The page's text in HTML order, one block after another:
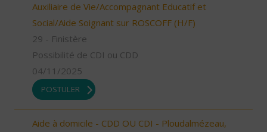
Auxiliaire de Vie/Accompagnant Educatif et
Social/Aide Soignant sur ROSCOFF (H/F)
29 - Finistère
Possibilité de CDI ou CDD
04/11/2025
POSTULER
Aide à domicile - CDD OU CDI - Ploudalmézeau,